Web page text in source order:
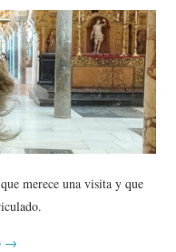
merece una visita y que
→